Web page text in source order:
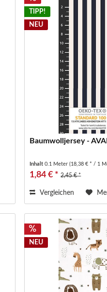
TIPP!
NEU
Baumwolljersey -
Inhalt0.1 Meter(18,38 € * / 1
1,84 € * 2,45 € *
Vergleichen
NEU